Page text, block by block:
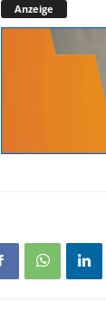
Anzeige